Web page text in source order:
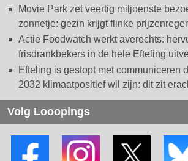
Movie Park zet veertig miljoenste
zonnetje: gezin krijgt flinke
Actie Foodwatch werkt averechts:
frisdrankbekers in de hele Efteling
Efteling is gestopt met communiceren
2032 klimaatpositief wil zijn: dit zit
Volg Looopings